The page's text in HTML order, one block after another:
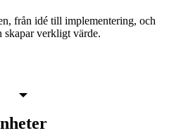
från idé till implementering, och
skapar verkligt värde.